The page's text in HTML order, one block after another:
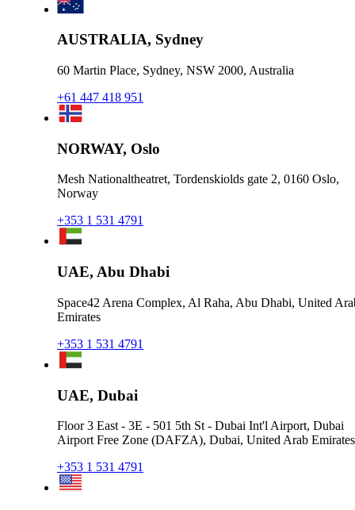
AUSTRALIA, Sydney
60 Martin Place, Sydney, NSW 2000, Australia
+61 447 418 951
NORWAY, Oslo
Mesh Nationaltheatret, Tordenskiolds gate 2, 0160 Oslo,
Norway
+353 1 531 4791
UAE, Abu Dhabi
Space42 Arena Complex, Al Raha, Abu Dhabi, United
Emirates
+353 1 531 4791
UAE, Dubai
Floor 3 East - 3E - 501 5th St - Dubai Int'l Airport, Dubai
Airport Free Zone (DAFZA), Dubai, United Arab Emirates
+353 1 531 4791